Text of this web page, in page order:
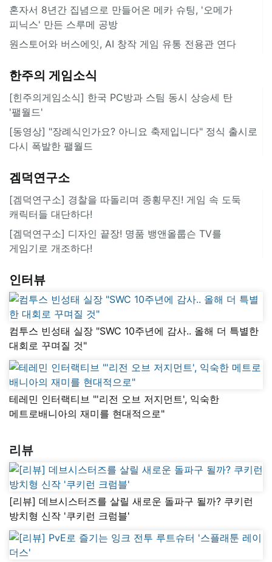
혼자서 8년간 집념으로 만들어온 메카 슈팅, '오메가
피닉스' 만든 스루메 공방
원스토어와 버스에잇, AI 창작 게임 유통 전용관 연다
한주의 게임소식
[힌주의게임소식] 한국 PC방과 스팀 동시 상승세 탄
'팰월드'
[동영상] "장례식인가요? 아니요 축제입니다" 정식 출시로
다시 폭발한 팰월드
겜덕연구소
[겜덕연구소] 경찰을 따돌리며 종횡무진! 게임 속 도둑
캐릭터들 대단하다!
[겜덕연구소] 디자인 끝장! 명품 뱅앤올룹슨 TV를
게임기로 개조하다!
인터뷰
컴투스 빈성태 실장 "SWC 10주년에 감사.. 올해 더 특별한
대회로 꾸며질 것"
테레민 인터랙티브 "'리전 오브 저지먼트', 익숙한
메트로배니아의 재미를 현대적으로"
리뷰
[리뷰] 데브시스터즈를 살릴 새로운 돌파구 될까? 쿠키런
방치형 신작 '쿠키런 크럼블'